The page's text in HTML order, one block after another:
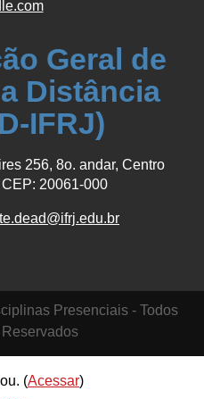
Geral de
Distância
IFRJ)
256, 8o. andar, Centro
20061-000
Presenciais - Todos
(Acessar)